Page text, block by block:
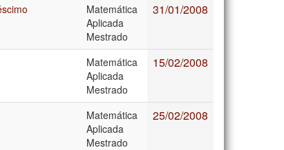
Matemática
Aplicada
Mestrado
31/01/2008
Matemática
Aplicada
Mestrado
15/02/2008
Matemática
Aplicada
Mestrado
25/02/2008